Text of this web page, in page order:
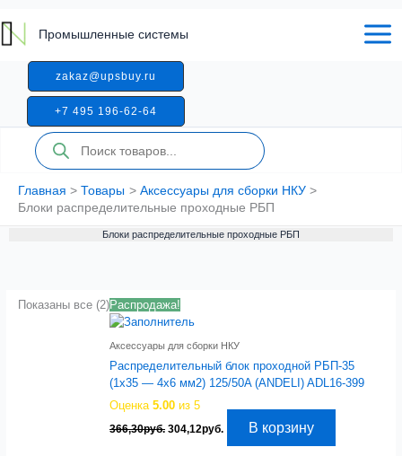
к
содержимому
Промышленные системы
zakaz@upsbuy.ru
+7 495 196-62-64
Поиск
товаров
Главная Товары
Аксессуары для сборки НКУ
Блоки распределительные проходные РБП
Блоки распределительные проходные РБП
Показаны все (2)Распродажа!
Аксессуары для сборки НКУ
Распределительный блок проходной РБП-35
(1х35 — 4х6 мм2) 125/50A (ANDELI) ADL16-399
Оценка5.00 из 5
366,30руб. Первоначальная
304,12руб. ТекущаяВ корзину